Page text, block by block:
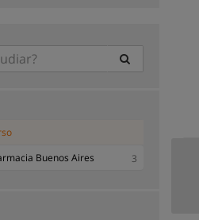
Buenos Aires
3